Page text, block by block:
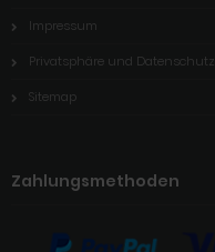
Impressum
Privatsphäre und Datenschutz
Sitemap
Zahlungsmethoden